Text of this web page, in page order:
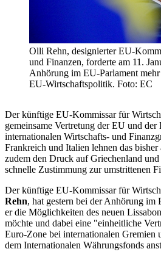
Olli Rehn, designierter EU-
und Finanzen, forderte am 11.
Anhörung im EU-Parlament
EU-Wirtschaftspolitik. Foto: EC
Der künftige EU-Kommissar für
gemeinsame Vertretung der EU und der
internationalen Wirtschafts- und
Frankreich und Italien lehnen das
zudem den Druck auf Griechenland
schnelle Zustimmung zur umstrittenen
Der künftige EU-Kommissar für
Rehn, hat gestern bei der Anhörung im
er die Möglichkeiten des neuen
möchte und dabei eine "einheitliche
Euro-Zone bei internationalen Gremien
dem Internationalen Währungsfonds